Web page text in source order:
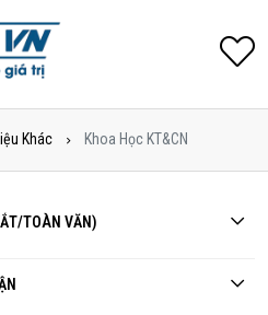
Khác Khoa Học KT&CN
TOÀN VĂN)